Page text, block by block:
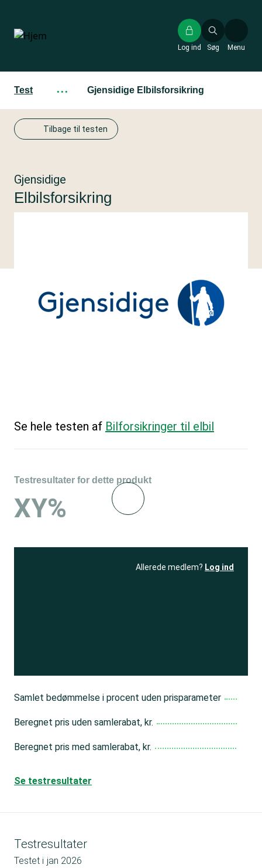
hovedindhold
Søg
Log ind Menu
Test ··· Gjensidige Elbilsforsikring
Tilbage til testen
Gjensidige
Elbilsforsikring
Se hele testen af Bilforsikringer til elbil
Testresultater for dette produkt
XY%
Allerede medlem? Log ind
Samlet bedømmelse i procent uden prisparameter
Beregnet pris uden samlerabat, kr.
Beregnet pris med samlerabat, kr.
Se testresultater
Testresultater
Testet i jan 2026